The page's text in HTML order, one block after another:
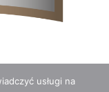
usługi na